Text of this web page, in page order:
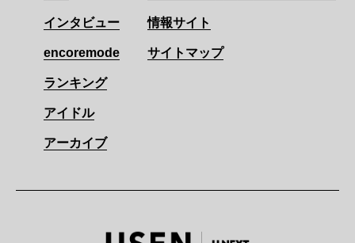
インタビュー
encoremode
ランキング
アイドル
アーカイブ
情報サイト
サイトマップ